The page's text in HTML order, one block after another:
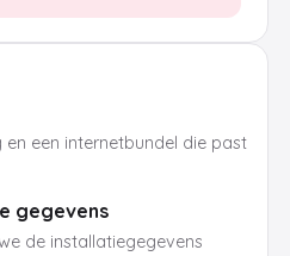
en een internetbundel die past
gegevens
de installatiegegevens